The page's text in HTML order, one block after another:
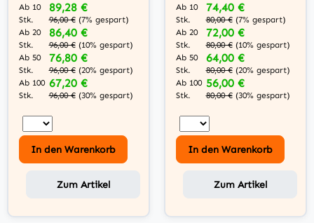
Ab 10
Stk.
89,28 €
96,00 € (7% gespart)
Ab 20
Stk.
86,40 €
96,00 € (10% gespart)
Ab 50
Stk.
76,80 €
96,00 € (20% gespart)
Ab 100
Stk.
67,20 €
96,00 € (30% gespart)
In den Warenkorb
Zum Artikel
Ab 10
Stk.
74,40 €
80,00 € (7% gespart)
Ab 20
Stk.
72,00 €
80,00 € (10% gespart)
Ab 50
Stk.
64,00 €
80,00 € (20% gespart)
Ab 100
Stk.
56,00 €
80,00 € (30% gespart)
In den Warenkorb
Zum Artikel